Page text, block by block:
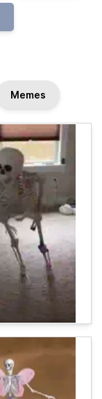
Memes